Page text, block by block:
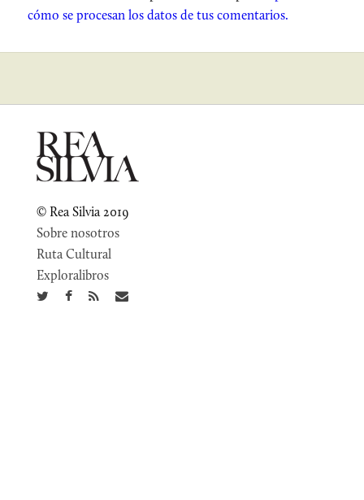
cómo se procesan los datos de tus comentarios.
© Rea Silvia 2019
Sobre nosotros
Ruta Cultural
Exploralibros